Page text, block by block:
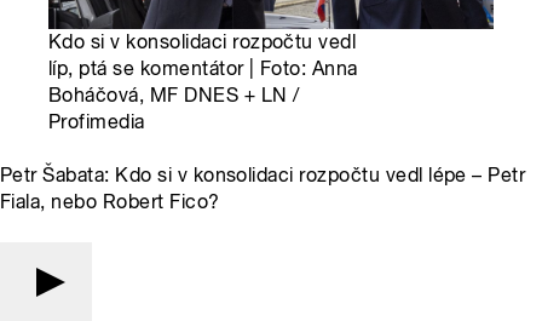
Kdo si v konsolidaci rozpočtu vedl
líp, ptá se komentátor | Foto: Anna
Boháčová, MF DNES + LN /
Profimedia
Petr Šabata: Kdo si v konsolidaci rozpočtu vedl lépe – Petr
Fiala, nebo Robert Fico?